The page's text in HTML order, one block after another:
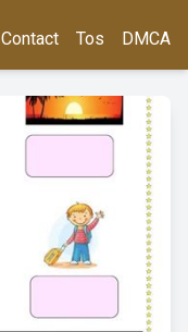
Contact Tos DMCA